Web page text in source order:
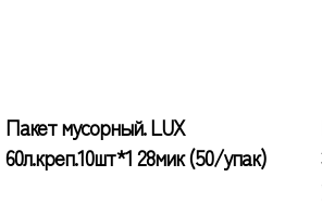
Пакет мусорный. LUX
60л.креп.10шт*1 28мик (50/упак)